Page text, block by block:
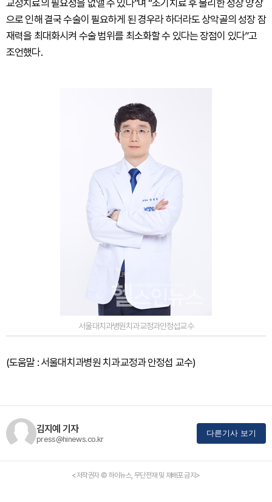
교정치료의 필요성을 없앨 수 있다”며 “조기치료 후 불리한 성장 양상
으로 인해 결국 수술이 필요하게 된 경우라 하더라도 상악골의 성장 잠
재력을 최대화시켜 수술 범위를 최소화할 수 있다는 장점이 있다”고
조언했다.
서울대치과병원치과교정과안정섭교수
(도움말 : 서울대치과병원 치과교정과 안정섭 교수)
김지예 기자
press@hinews.co.kr
다른기사 보기
<저작권자 © 하이뉴스, 무단전재 및 재배포 금지>